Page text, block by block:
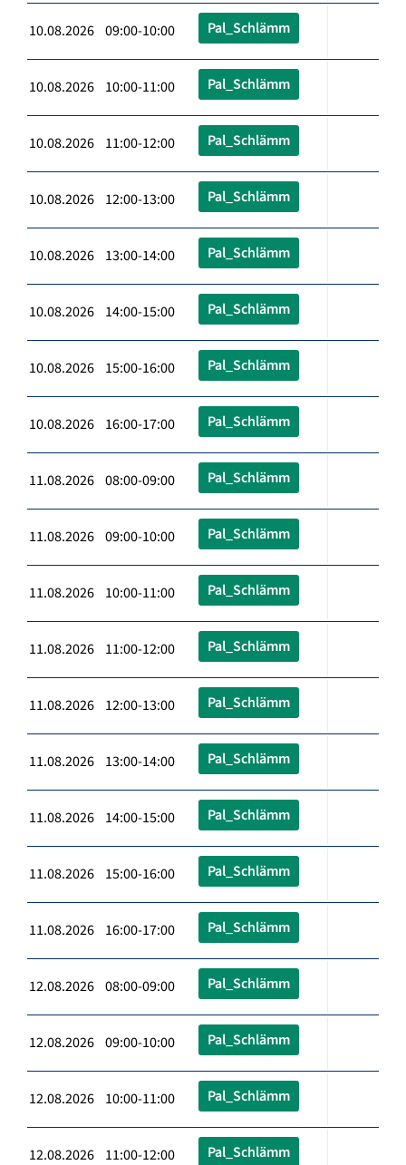
10.08.2026 09:00-10:00 Pal_Schlämm
10.08.2026 10:00-11:00 Pal_Schlämm
10.08.2026 11:00-12:00 Pal_Schlämm
10.08.2026 12:00-13:00 Pal_Schlämm
10.08.2026 13:00-14:00 Pal_Schlämm
10.08.2026 14:00-15:00 Pal_Schlämm
10.08.2026 15:00-16:00 Pal_Schlämm
10.08.2026 16:00-17:00 Pal_Schlämm
11.08.2026 08:00-09:00 Pal_Schlämm
11.08.2026 09:00-10:00 Pal_Schlämm
11.08.2026 10:00-11:00 Pal_Schlämm
11.08.2026 11:00-12:00 Pal_Schlämm
11.08.2026 12:00-13:00 Pal_Schlämm
11.08.2026 13:00-14:00 Pal_Schlämm
11.08.2026 14:00-15:00 Pal_Schlämm
11.08.2026 15:00-16:00 Pal_Schlämm
11.08.2026 16:00-17:00 Pal_Schlämm
12.08.2026 08:00-09:00 Pal_Schlämm
12.08.2026 09:00-10:00 Pal_Schlämm
12.08.2026 10:00-11:00 Pal_Schlämm
12.08.2026 11:00-12:00 Pal_Schlämm